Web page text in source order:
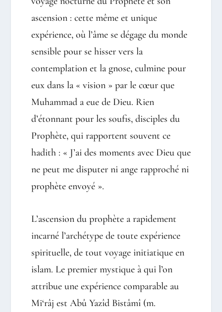
ascension : cette même et unique
expérience, où l’âme se dégage du monde
sensible pour se hisser vers la
contemplation et la gnose, culmine pour
eux dans la « vision » par le cœur que
Muhammad a eue de Dieu. Rien
d’étonnant pour les soufis, disciples du
Prophète, qui rapportent souvent ce
hadith : « J’ai des moments avec Dieu que
ne peut me disputer ni ange rapproché ni
prophète envoyé ».
L’ascension du prophète a rapidement
incarné l’archétype de toute expérience
spirituelle, de tout voyage initiatique en
islam. Le premier mystique à qui l’on
attribue une expérience comparable au
Mi‘râj est Abû Yazîd Bistâmî (m.